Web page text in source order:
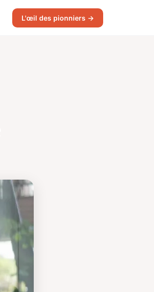
L'œil des pionniers →